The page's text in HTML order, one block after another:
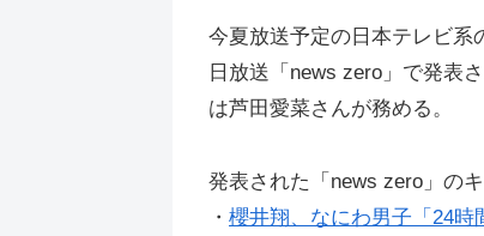
今夏放送予定の日本テレビ系
日放送「news zero」で発表
は芦田愛菜さんが務める。
発表された「news zero」の
・ 櫻井翔、なにわ男子「24時